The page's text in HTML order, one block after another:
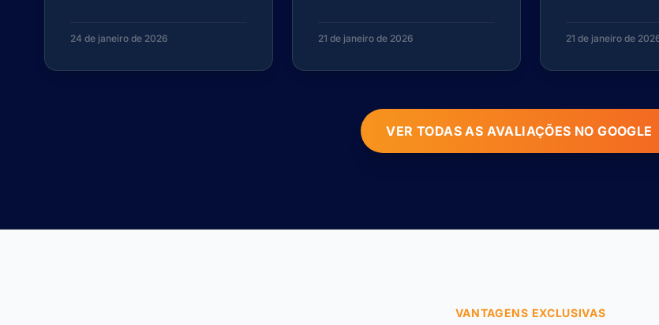
24 de janeiro de 2026 21 de janeiro de 2026 21 de janeiro de
VER TODAS AS AVALIAÇÕES NO GOOGLE
VANTAGENS EXCLUSIVAS